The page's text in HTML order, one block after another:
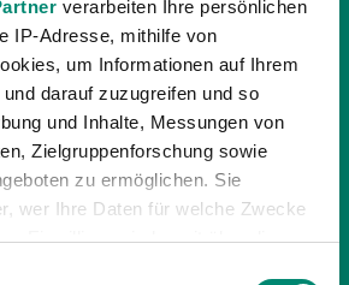
verarbeiten Ihre persönlichen
IP-Adresse, mithilfe von
um Informationen auf Ihrem
darauf zuzugreifen und so
und Inhalte, Messungen von
Zielgruppenforschung sowie
zu ermöglichen. Sie
wer Ihre Daten für welche Zwecke
Einwilligung jederzeit über die